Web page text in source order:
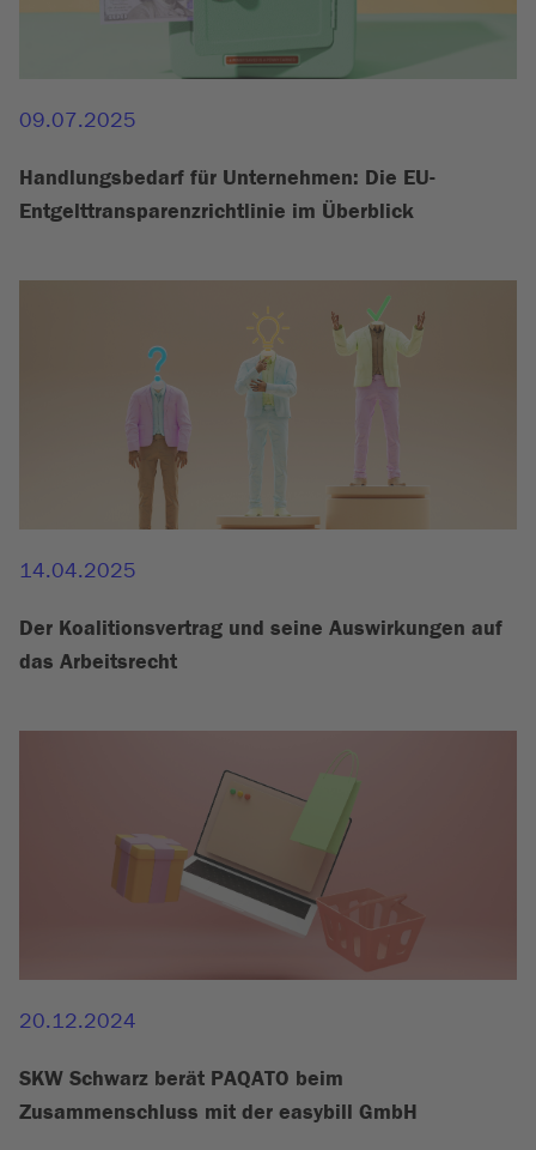
09.07.2025
Handlungsbedarf für Unternehmen: Die EU-
Entgelttransparenzrichtlinie im Überblick
14.04.2025
Der Koalitionsvertrag und seine Auswirkungen auf
das Arbeitsrecht
20.12.2024
SKW Schwarz berät PAQATO beim
Zusammenschluss mit der easybill GmbH